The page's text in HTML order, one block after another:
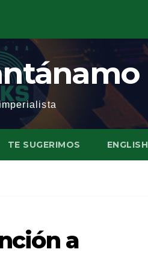
TE SUGERIMOS ENGLISH
a